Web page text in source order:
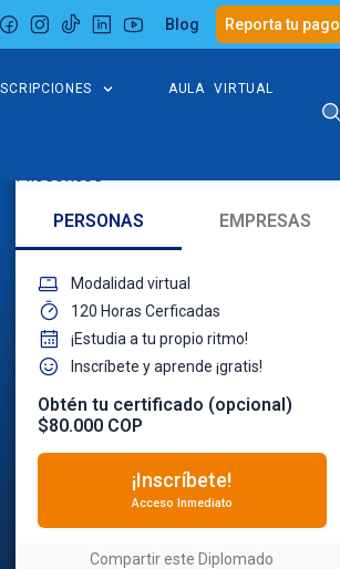
Blog Reporta tu pago
AULA VIRTUAL
PERSONAS EMPRESAS
Modalidad virtual
120 Horas Cerficadas
¡Estudia a tu propio ritmo!
Inscríbete y aprende ¡gratis!
Obtén tu certificado (opcional)
$80.000 COP
¡Inscríbete!
Acceso Inmediato
Compartir este Diplomado